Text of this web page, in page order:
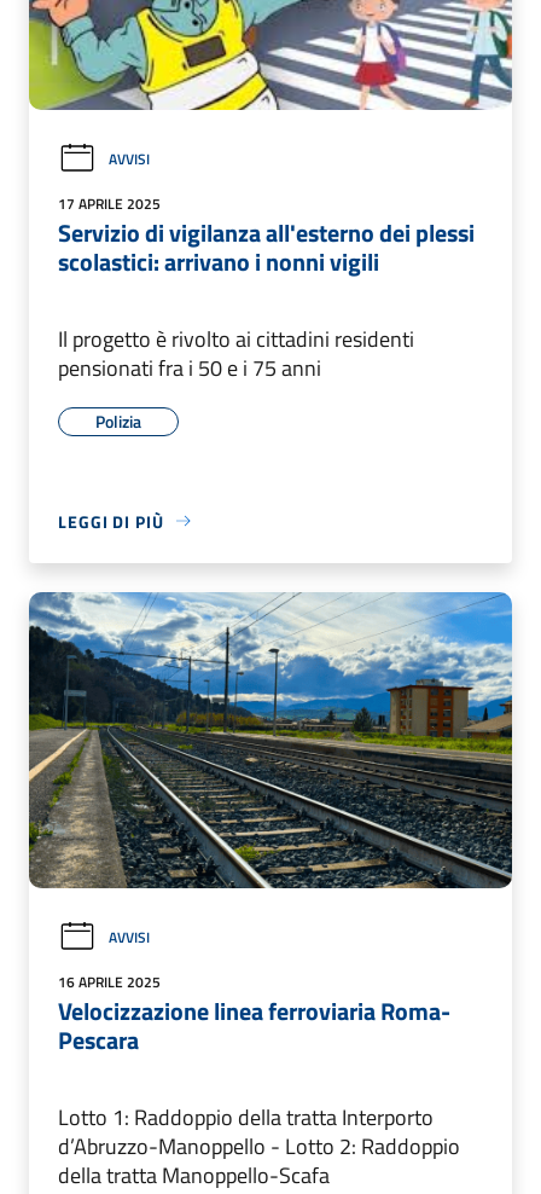
AVVISI
17 APRILE 2025
Servizio di vigilanza all'esterno dei plessi
scolastici: arrivano i nonni vigili
Il progetto è rivolto ai cittadini residenti
pensionati fra i 50 e i 75 anni
Polizia
LEGGI DI PIÙ
AVVISI
16 APRILE 2025
Velocizzazione linea ferroviaria Roma-
Pescara
Lotto 1: Raddoppio della tratta Interporto
d’Abruzzo-Manoppello - Lotto 2: Raddoppio
della tratta Manoppello-Scafa